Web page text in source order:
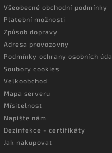
Všeobecné obchodní podmínky
Platební možnosti
Způsob dopravy
Adresa provozovny
Podmínky ochrany osobních
Soubory cookies
Velkoobchod
Mapa serveru
Mísitelnost
Napište nám
Dezinfekce - certifikáty
Jak nakupovat